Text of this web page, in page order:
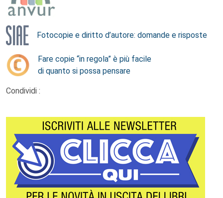
Fotocopie e diritto d’autore: domande e risposte
Fare copie “in regola” è più facile
di quanto si possa pensare
Condividi :